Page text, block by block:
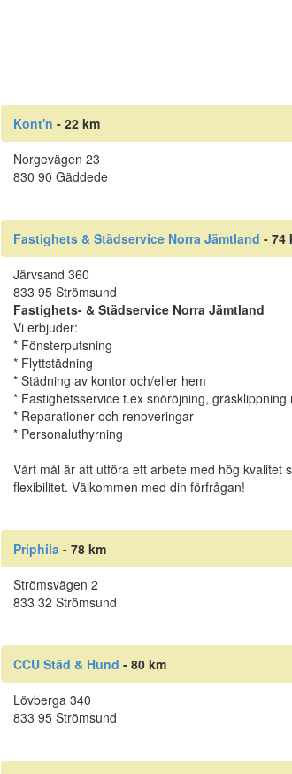
Kont'n - 22 km
Norgevägen 23
830 90 Gäddede
Fastighets & Städservice Norra Jämtland - 74
Järvsand 360
833 95 Strömsund
Fastighets- & Städservice Norra Jämtland
Vi erbjuder:
* Fönsterputsning
* Flyttstädning
* Städning av kontor och/eller hem
* Fastighetsservice t.ex snöröjning, gräsklippning
* Reparationer och renoveringar
* Personaluthyrning
Vårt mål är att utföra ett arbete med hög kvalitet
flexibilitet. Välkommen med din förfrågan!
Priphila- 78 km
Strömsvägen 2
833 32 Strömsund
CCU Städ & Hund - 80 km
Lövberga 340
833 95 Strömsund